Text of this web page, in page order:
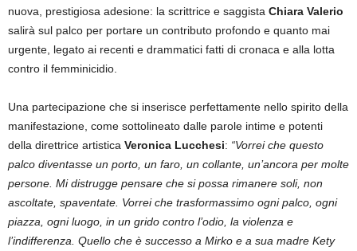
nuova, prestigiosa adesione: la scrittrice e saggista Chiara Valerio
salirà sul palco per portare un contributo profondo e quanto mai
urgente, legato ai recenti e drammatici fatti di cronaca e alla lotta
contro il femminicidio.
Una partecipazione che si inserisce perfettamente nello spirito della
manifestazione, come sottolineato dalle parole intime e potenti
della direttrice artistica Veronica Lucchesi: “Vorrei che questo
palco diventasse un porto, un faro, un collante, un’ancora per molte
persone. Mi distrugge pensare che si possa rimanere soli, non
ascoltate, spaventate. Vorrei che trasformassimo ogni palco, ogni
piazza, ogni luogo, in un grido contro l’odio, la violenza e
l’indifferenza. Quello che è successo a Mirko e a sua madre Kety